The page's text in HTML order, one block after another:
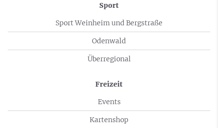
Sport
Sport Weinheim und Bergstraße
Odenwald
Überregional
Freizeit
Events
Kartenshop